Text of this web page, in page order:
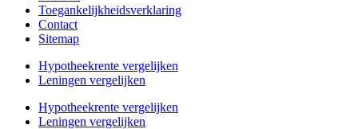
Toegankelijkheidsverklaring
Contact
Sitemap
Hypotheekrente vergelijken
Leningen vergelijken
Hypotheekrente vergelijken
Leningen vergelijken